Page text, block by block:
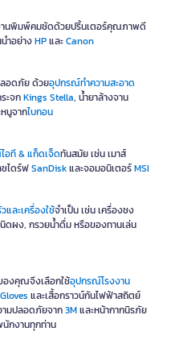
านพิมพ์คมชัดด้วยปริ้นเตอร์คุณภาพดี
ำอย่างHPและCanon
ลอดภัย ด้วยอุปกรณ์ทำความสะอาด
ะจกKings Stella, น้ำยาล้างจาน
นูจากไบกอน
อที & แก็ดเจ็ดทันสมัย เช่น เมาส์
ไดร์ฟSanDiskและจอมอนิเตอร์MSI
และเครื่องใช้จำเป็น เช่น เครื่องชง
ดผง, กรวยน้ำดื่ม หรือของทานเล่น
องคุณจึงเลือกใช้อุปกรณ์โรงงาน
และเสื้อกราวน์กันไฟฟ้าสถิตย์
มปลอดภัยจาก3Mและหน้ากากนิรภัย
กงานทุกท่าน